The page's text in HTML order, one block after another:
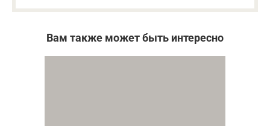
Вам также может быть интересно